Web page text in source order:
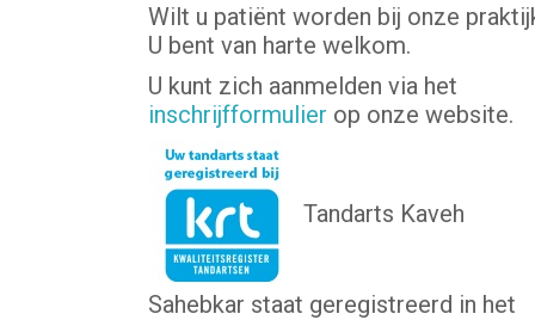
Wilt u patiënt worden bij onze
U bent van harte welkom.
U kunt zich aanmelden via het
inschrijfformulier op onze website.
Tandarts Kaveh
Sahebkar staat geregistreerd in het